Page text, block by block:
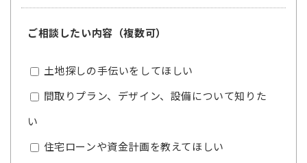
ご相談したい内容（複数可）
土地探しの手伝いをしてほしい
間取りプラン、デザイン、設備について知りた
い
住宅ローンや資金計画を教えてほしい